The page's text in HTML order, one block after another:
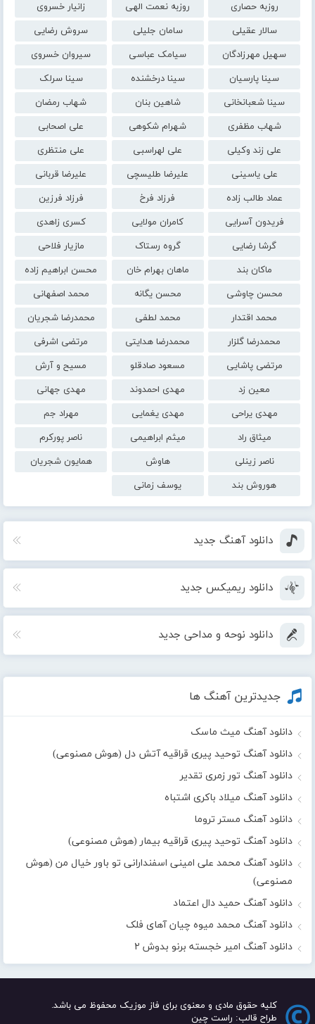
روزبه حصاری
روزبه نعمت الهی
زانیار خسروی
سالار عقیلی
سامان جلیلی
سروش رضایی
سهیل مهرزادگان
سیامک عباسی
سیروان خسروی
سینا پارسیان
سینا درخشنده
سینا سرلک
سینا شعبانخانی
شاهین بنان
شهاب رمضان
شهاب مظفری
شهرام شکوهی
علی اصحابی
علی زند وکیلی
علی لهراسبی
علی منتظری
علی یاسینی
علیرضا طلیسچی
علیرضا قربانی
عماد طالب زاده
فرزاد فرخ
فرزاد فرزین
فریدون آسرایی
کامران مولایی
کسری زاهدی
گرشا رضایی
گروه رستاک
مازیار فلاحی
ماکان بند
ماهان بهرام خان
محسن ابراهیم زاده
محسن چاوشی
محسن یگانه
محمد اصفهانی
محمد اقتدار
محمد لطفی
محمدرضا شجریان
محمدرضا گلزار
محمدرضا هدایتی
مرتضی اشرفی
مرتضی پاشایی
مسعود صادقلو
مسیح و آرش
معین زد
مهدی احمدوند
مهدی جهانی
مهدی یراحی
مهدی یغمایی
مهراد جم
میثاق راد
میثم ابراهیمی
ناصر پورکرم
ناصر زینلی
هاوش
همایون شجریان
هوروش بند
یوسف زمانی
دانلود آهنگ جدید
دانلود ریمیکس جدید
دانلود نوحه و مداحی جدید
جدیدترین آهنگ ها
دانلود آهنگ میث ماسک
دانلود آهنگ توحید پیری قراقیه آتش دل (هوش مصنوعی)
دانلود آهنگ تور زمری تقدیر
دانلود آهنگ میلاد باکری اشتباه
دانلود آهنگ مستر تروما
دانلود آهنگ توحید پیری قراقیه بیمار (هوش مصنوعی)
دانلود آهنگ محمد علی امینی اسفندارانی تو باور خیال من (هوش
مصنوعی)
دانلود آهنگ حمید دال اعتماد
دانلود آهنگ محمد میوه چیان آهای فلک
دانلود آهنگ امیر خجسته برنو بدوش ۲
کلیه حقوق مادی و معنوی برای فاز موزیک محفوظ می باشد.
طراح قالب: راست چین